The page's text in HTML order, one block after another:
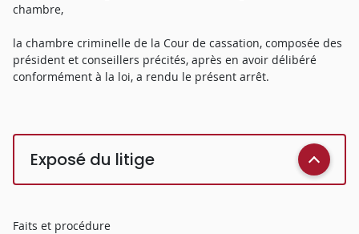
chambre,
la chambre criminelle de la Cour de cassation, composée des
président et conseillers précités, après en avoir délibéré
conformément à la loi, a rendu le présent arrêt.
Exposé du litige
Faits et procédure